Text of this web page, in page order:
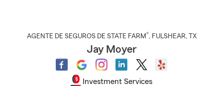
AGENTE DE SEGUROS DE STATE FARM®, FULSHEAR, TX
Jay Moyer
Investment Services